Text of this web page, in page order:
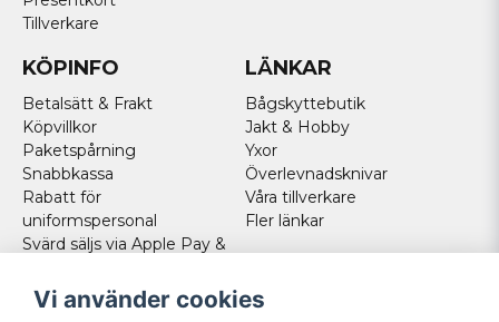
Tillverkare
KÖPINFO
Betalsätt & Frakt
Köpvillkor
Paketspårning
Snabbkassa
Rabatt för
uniformspersonal
Svärd säljs via Apple Pay &
Norska kunder
Cookies
LÄNKAR
Bågskyttebutik
Jakt & Hobby
Yxor
Överlevnadsknivar
Våra tillverkare
Fler länkar
Vi använder cookies